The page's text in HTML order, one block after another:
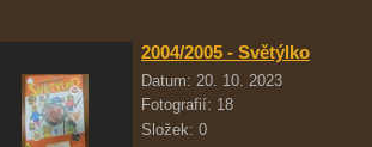
2004/2005 - Světýlko
Datum: 20. 10. 2023
Fotografií: 18
Složek: 0